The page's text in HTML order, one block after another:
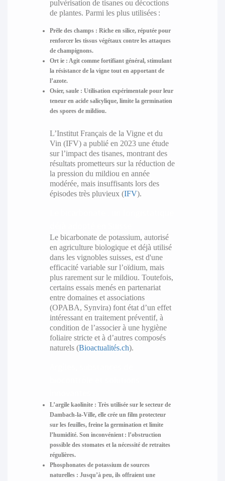
pulvérisation de tisanes ou décoctions
de plantes. Parmi les plus utilisées :
Prêle des champs : Riche en silice, réputée pour
renforcer les tissus végétaux contre les attaques
de champignons.
Ort ie : Agit comme fortifiant général, stimulant
la résistance de la vigne tout en apportant de
l’azote.
Osier, saule : Utilisation expérimentale pour leur
teneur en acide salicylique, limite la germination
des spores de mildiou.
L’Institut Français de la Vigne et du
Vin (IFV) a publié en 2023 une étude
sur l’impact des tisanes, montrant des
résultats prometteurs sur la réduction de
la pression du mildiou en année
modérée, mais insuffisants lors des
épisodes très pluvieux (IFV).
Le bicarbonate de potassium, autorisé
en agriculture biologique et déjà utilisé
dans les vignobles suisses, est d'une
efficacité variable sur l’oïdium, mais
plus rarement sur le mildiou. Toutefois,
certains essais menés en partenariat
entre domaines et associations
(OPABA, Synvira) font état d’un effet
intéressant en traitement préventif, à
condition de l’associer à une hygiène
foliaire stricte et à d’autres composés
naturels (Bioactualités.ch).
L’argile kaolinite : Très utilisée sur le secteur de
Dambach-la-Ville, elle crée un film protecteur
sur les feuilles, freine la germination et limite
l’humidité. Son inconvénient : l’obstruction
possible des stomates et la nécessité de retraites
régulières.
Phosphonates de potassium de sources
naturelles : Jusqu’à peu, ils offraient une